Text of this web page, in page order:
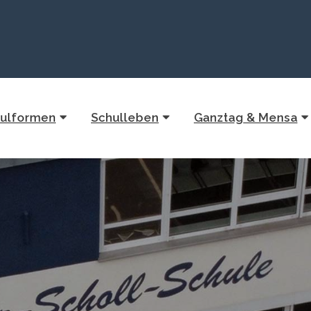
Schulleben Ganztag & Mensa